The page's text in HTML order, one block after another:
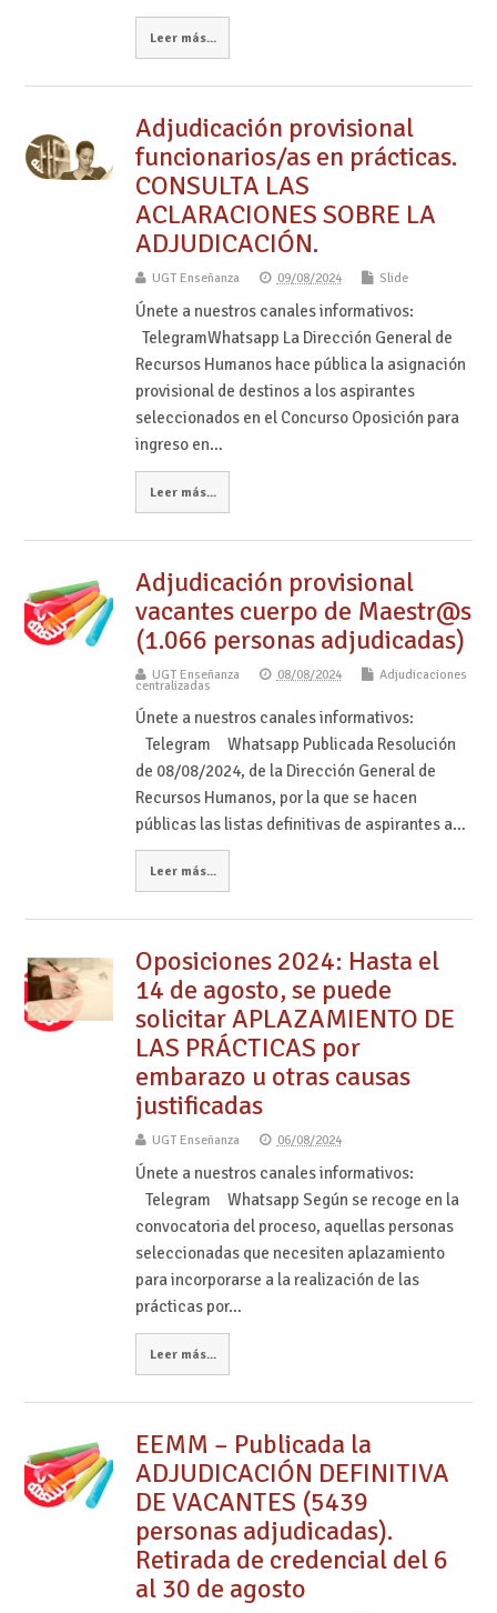
Leer más...
Adjudicación provisional
funcionarios/as en prácticas.
CONSULTA LAS
ACLARACIONES SOBRE LA
ADJUDICACIÓN.
UGT Enseñanza 09/08/2024 Slide
Únete a nuestros canales informativos:
TelegramWhatsapp La Dirección General de
Recursos Humanos hace pública la asignación
provisional de destinos a los aspirantes
seleccionados en el Concurso Oposición para
ingreso en…
Leer más...
Adjudicación provisional
vacantes cuerpo de Maestr@s
(1.066 personas adjudicadas)
UGT Enseñanza 08/08/2024 Adjudicaciones
centralizadas
Únete a nuestros canales informativos:
Telegram Whatsapp Publicada Resolución
de 08/08/2024, de la Dirección General de
Recursos Humanos, por la que se hacen
públicas las listas definitivas de aspirantes a…
Leer más...
Oposiciones 2024: Hasta el
14 de agosto, se puede
solicitar APLAZAMIENTO DE
LAS PRÁCTICAS por
embarazo u otras causas
justificadas
UGT Enseñanza 06/08/2024
Únete a nuestros canales informativos:
Telegram Whatsapp Según se recoge en la
convocatoria del proceso, aquellas personas
seleccionadas que necesiten aplazamiento
para incorporarse a la realización de las
prácticas por…
Leer más...
EEMM – Publicada la
ADJUDICACIÓN DEFINITIVA
DE VACANTES (5439
personas adjudicadas).
Retirada de credencial del 6
al 30 de agosto